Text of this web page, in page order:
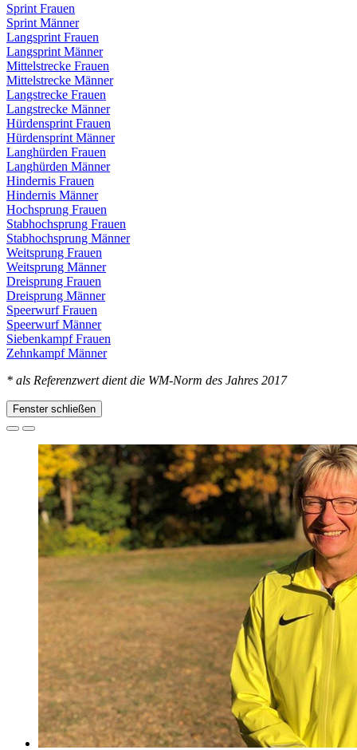
Sprint Frauen
Sprint Männer
Langsprint Frauen
Langsprint Männer
Mittelstrecke Frauen
Mittelstrecke Männer
Langstrecke Frauen
Langstrecke Männer
Hürdensprint Frauen
Hürdensprint Männer
Langhürden Frauen
Langhürden Männer
Hindernis Frauen
Hindernis Männer
Hochsprung Frauen
Stabhochsprung Frauen
Stabhochsprung Männer
Weitsprung Frauen
Weitsprung Männer
Dreisprung Frauen
Dreisprung Männer
Speerwurf Frauen
Speerwurf Männer
Siebenkampf Frauen
Zehnkampf Männer
* als Referenzwert dient die WM-Norm des Jahres 2017
Fenster schließen